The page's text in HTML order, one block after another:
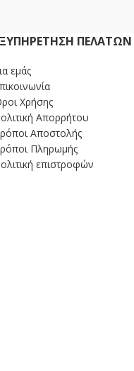
ΠΕΛΑΤΏΝ
εμάς
Χρήσης
Απορρήτου
Αποστολής
Πληρωμής
επιστροφών